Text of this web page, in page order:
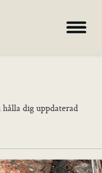
dig uppdaterad